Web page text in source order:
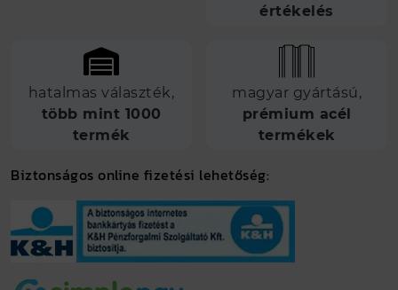
értékelés
hatalmas választék,
több mint 1000
termék
magyar gyártású,
prémium acél
termékek
Biztonságos online fizetési lehetőség: